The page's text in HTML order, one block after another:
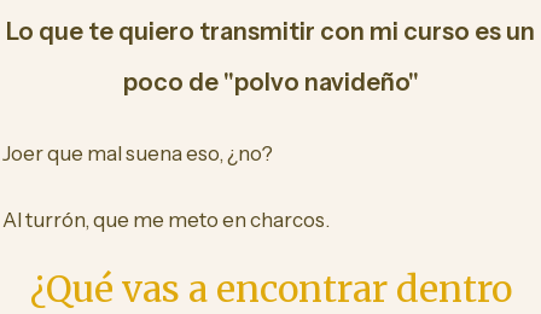
Lo que te quiero transmitir con mi curso es un
poco de "polvo navideño"
Joer que mal suena eso, ¿no?
Al turrón, que me meto en charcos.
¿Qué vas a encontrar dentro